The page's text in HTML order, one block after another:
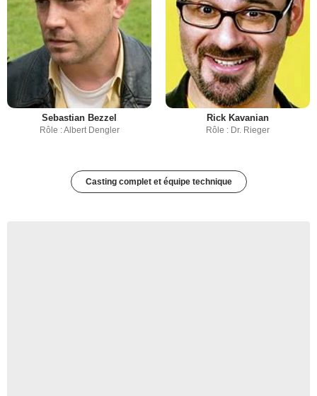
Sebastian Bezzel
Rôle : Albert Dengler
Rick Kavanian
Rôle : Dr. Rieger
Casting complet et équipe technique